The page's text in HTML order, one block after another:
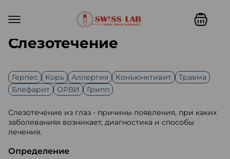
Слезотечение
Герпес Корь Аллергия Конъюнктивит
Травма
Блефарит
ОРВИ Грипп
Слезотечение из глаз - причины появления, при каких
заболеваниях возникает, диагностика и способы
лечения.
Определение